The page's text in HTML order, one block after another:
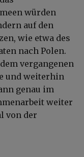
würden
auf den
wie etwa des
nach Polen.
vergangenen
und weiterhin
genau im
weiter
von der